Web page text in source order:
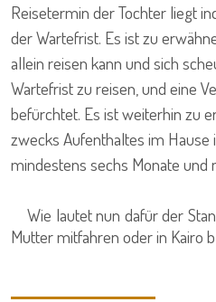
Reisetermin der Tochter liegt
der Wartefrist. Es ist zu
allein reisen kann und sich
Wartefrist zu reisen, und eine
befürchtet. Es ist weiterhin zu
zwecks Aufenthaltes im Hause
mindestens sechs Monate und
Wie lautet nun dafür der
Mutter mitfahren oder in Kairo